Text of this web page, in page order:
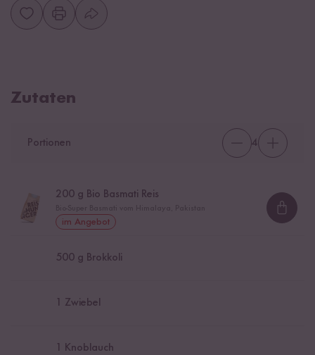
Zutaten
Portionen 4
200 g Bio Basmati Reis
im Angebot
500 g Brokkoli
1 Zwiebel
1 Knoblauch